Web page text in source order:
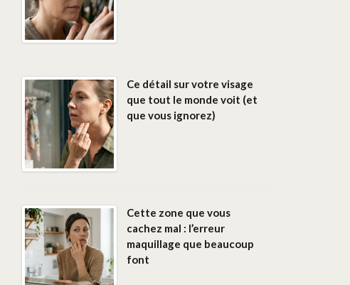
Ce détail sur votre visage
que tout le monde voit (et
que vous ignorez)
Cette zone que vous
cachez mal : l’erreur
maquillage que beaucoup
font